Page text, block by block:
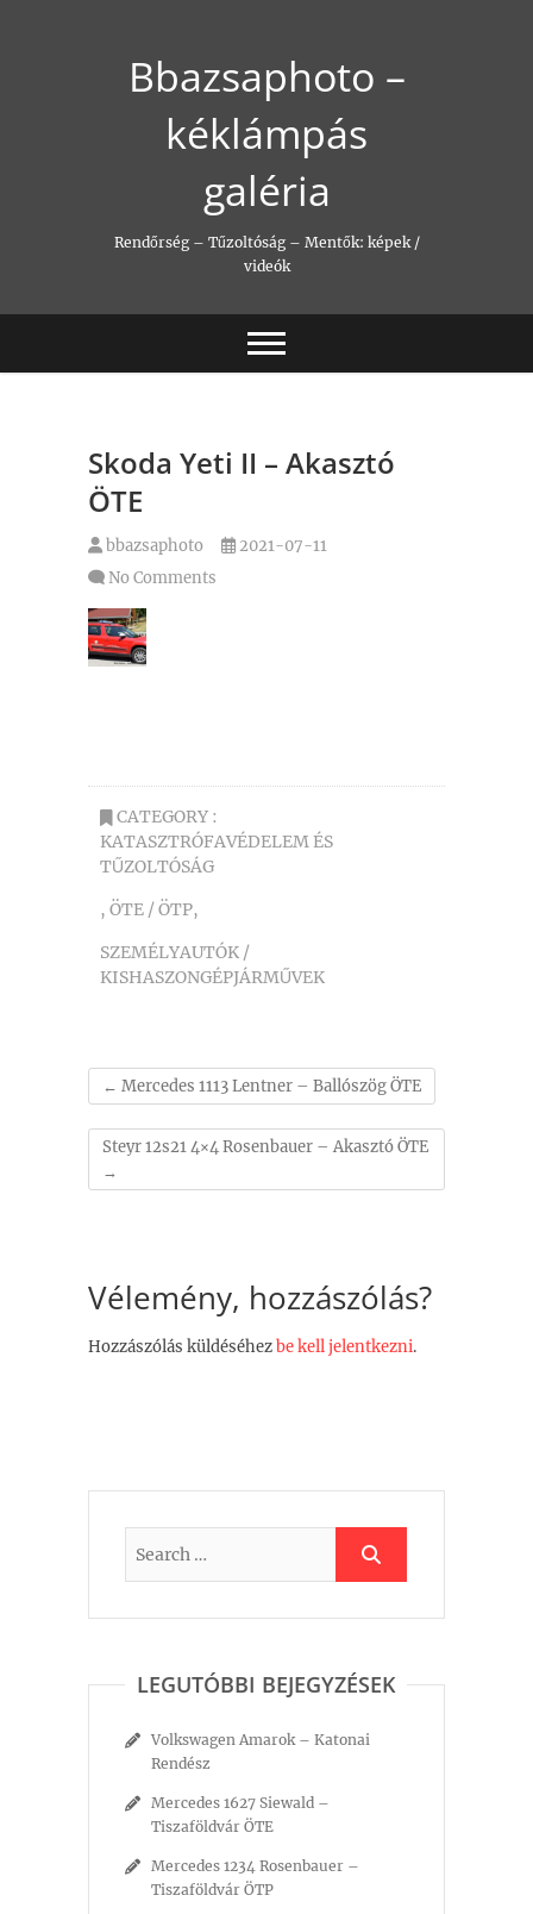
Bbazsaphoto –
kéklámpás
galéria
Rendőrség – Tűzoltóság – Mentők: képek /
videók
Skoda Yeti II – Akasztó
ÖTE
bbazsaphoto
2021-07-11
No Comments
CATEGORY :
KATASZTRÓFAVÉDELEM ÉS
TŰZOLTÓSÁG
, ÖTE / ÖTP,
SZEMÉLYAUTÓK /
KISHASZONGÉPJÁRMŰVEK
← Mercedes 1113 Lentner – Ballószög ÖTE
Steyr 12s21 4×4 Rosenbauer – Akasztó ÖTE
→
Vélemény, hozzászólás?
Hozzászólás küldéséhez be kell jelentkezni.
LEGUTÓBBI BEJEGYZÉSEK
Volkswagen Amarok – Katonai
Rendész
Mercedes 1627 Siewald –
Tiszaföldvár ÖTE
Mercedes 1234 Rosenbauer –
Tiszaföldvár ÖTP